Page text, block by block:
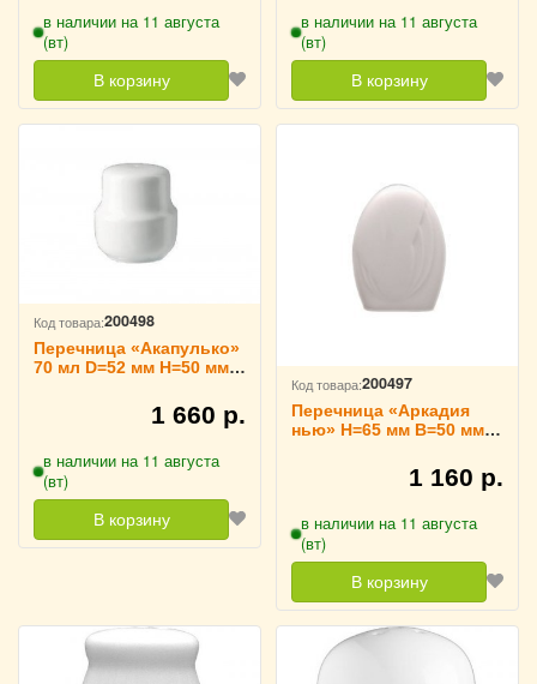
в наличии на 11 августа
(вт)
В корзину
в наличии на 11 августа
(вт)
В корзину
Код товара:200498
Перечница «Акапулько»
70 мл D=52 мм H=50 мм
1 660 р.
в наличии на 11 августа
(вт)
В корзину
Код товара:200497
Перечница «Аркадия
нью» H=65 мм B=50 мм
1 160 р.
в наличии на 11 августа
(вт)
В корзину